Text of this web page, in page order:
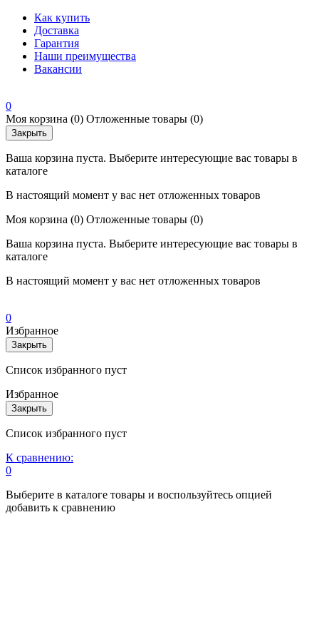
Как купить
Доставка
Гарантия
Наши преимущества
Вакансии
0
Моя корзина (0) Отложенные товары (0)
Закрыть
Ваша корзина пуста. Выберите интересующие вас товары в
каталоге
В настоящий момент у вас нет отложенных товаров
Моя корзина (0) Отложенные товары (0)
Ваша корзина пуста. Выберите интересующие вас товары в
каталоге
В настоящий момент у вас нет отложенных товаров
0
Избранное
Закрыть
Список избранного пуст
Избранное
Закрыть
Список избранного пуст
К сравнению:
0
Выберите в каталоге товары и воспользуйтесь опцией
добавить к сравнению